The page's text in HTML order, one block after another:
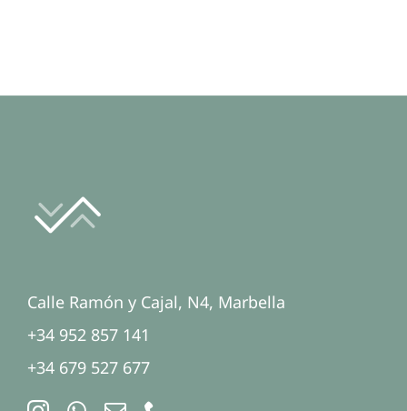
Calle Ramón y Cajal, N4, Marbella
+34 952 857 141
+34 679 527 677